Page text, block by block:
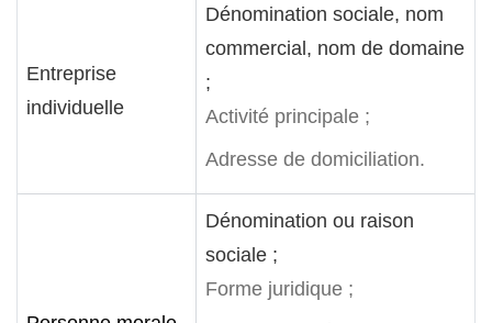
Entreprise
individuelle
Dénomination sociale, nom
commercial, nom de domaine
;
Activité principale ;
Adresse de domiciliation.
Dénomination ou raison
sociale ;
Forme juridique ;